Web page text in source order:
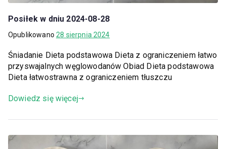
Posiłek w dniu 2024-08-28
Opublikowano28 sierpnia 2024
Śniadanie Dieta podstawowa Dieta z ograniczeniem łatwo
przyswajalnych węglowodanów Obiad Dieta podstawowa
Dieta łatwostrawna z ograniczeniem tłuszczu
Dowiedz się więcej